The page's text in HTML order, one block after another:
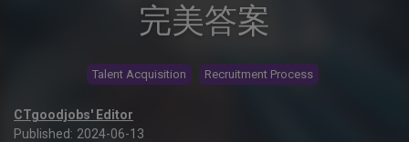
完美答案
Talent Acquisition Recruitment Process
CTgoodjobs' Editor
Published: 2024-06-13